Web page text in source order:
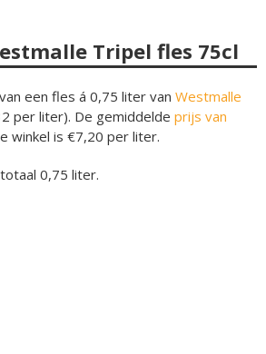
Tripel fles 75cl
een fles á 0,75 liter van Westmalle
per liter). De gemiddelde prijs van
winkel is €7,20 per liter.
0,75 liter.